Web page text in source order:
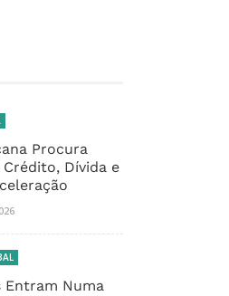
Procura
Dívida e
Entram Numa